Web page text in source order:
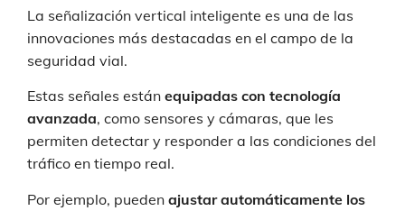
La señalización vertical inteligente es una de las
innovaciones más destacadas en el campo de la
seguridad vial.
Estas señales están equipadas con tecnología
avanzada, como sensores y cámaras, que les
permiten detectar y responder a las condiciones del
tráfico en tiempo real.
Por ejemplo, pueden ajustar automáticamente los